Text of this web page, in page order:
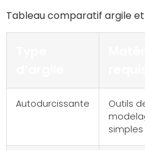
Tableau comparatif argile
Autodurcissante
Outils
simples